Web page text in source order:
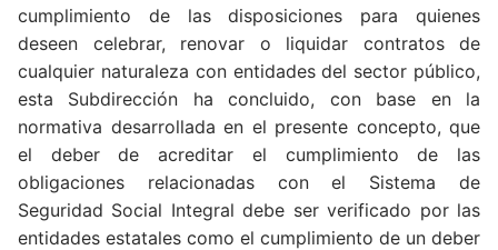
cumplimiento de las disposiciones para quienes
deseen celebrar, renovar o liquidar contratos de
cualquier naturaleza con entidades del sector público,
esta Subdirección ha concluido, con base en la
normativa desarrollada en el presente concepto, que
el deber de acreditar el cumplimiento de las
obligaciones relacionadas con el Sistema de
Seguridad Social Integral debe ser verificado por las
entidades estatales como el cumplimiento de un deber